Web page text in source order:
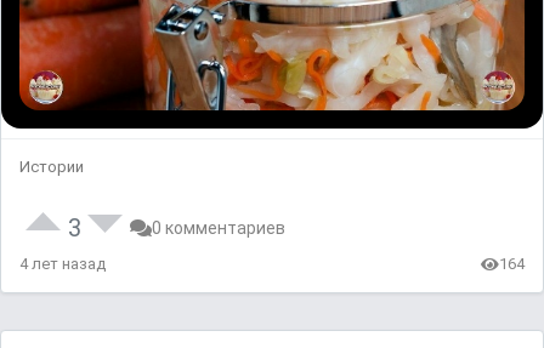
Истории
3 0 комментариев
4 лет назад 164